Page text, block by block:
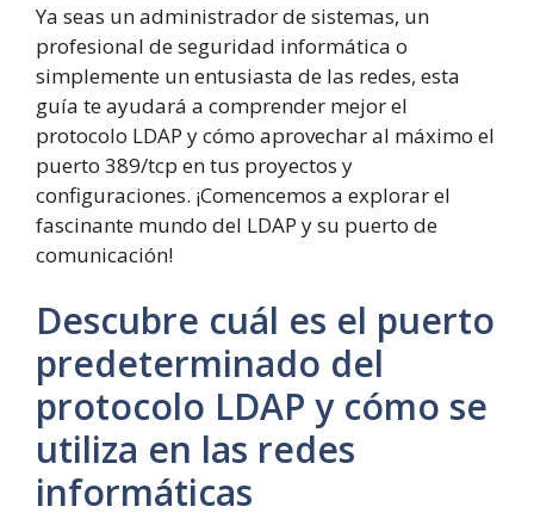
Ya seas un administrador de sistemas, un
profesional de seguridad informática o
simplemente un entusiasta de las redes, esta
guía te ayudará a comprender mejor el
protocolo LDAP y cómo aprovechar al máximo el
puerto 389/tcp en tus proyectos y
configuraciones. ¡Comencemos a explorar el
fascinante mundo del LDAP y su puerto de
comunicación!
Descubre cuál es el puerto
predeterminado del
protocolo LDAP y cómo se
utiliza en las redes
informáticas